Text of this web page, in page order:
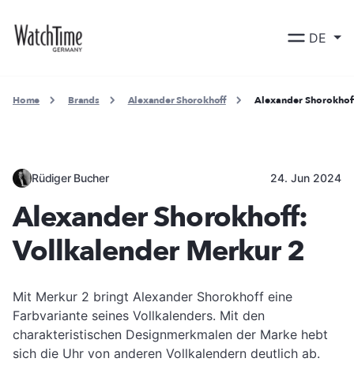
DE
Home Brands Alexander Shorokhoff Alexander
Rüdiger Bucher 24. Jun 2024
Alexander Shorokhoff:
Vollkalender Merkur 2
Mit Merkur 2 bringt Alexander Shorokhoff eine
Farbvariante seines Vollkalenders. Mit den
charakteristischen Designmerkmalen der Marke hebt
sich die Uhr von anderen Vollkalendern deutlich ab.